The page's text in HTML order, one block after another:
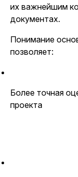
их важнейшим
документах.
Понимание
позволяет:
Более точная
проекта